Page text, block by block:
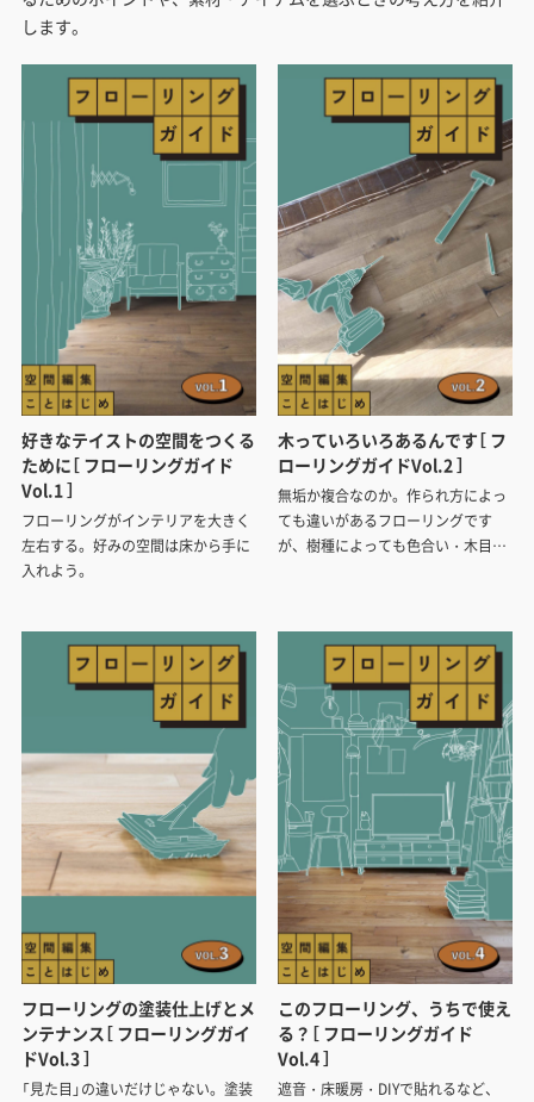
します。
好きなテイストの空間をつくる
ために［ フローリングガイド
Vol.1 ］
フローリングがインテリアを大きく
左右する。好みの空間は床から手に
入れよう。
木っていろいろあるんです［ フ
ローリングガイドVol.2 ］
無垢か複合なのか。作られ方によっ
ても違いがあるフローリングです
が、樹種によっても色合い・木目・
フローリングの塗装仕上げとメ
ンテナンス［ フローリングガイ
ドVol.3 ］
「見た目」の違いだけじゃない。塗装
このフローリング、うちで使え
る？［ フローリングガイド
Vol.4 ］
遮音・床暖房・DIYで貼れるなど、